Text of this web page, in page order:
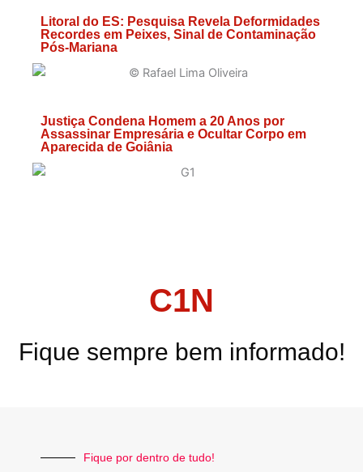
Litoral do ES: Pesquisa Revela Deformidades
Recordes em Peixes, Sinal de Contaminação
Pós-Mariana
Justiça Condena Homem a 20 Anos por
Assassinar Empresária e Ocultar Corpo em
Aparecida de Goiânia
C1N
Fique sempre bem informado!
Fique por dentro de tudo!